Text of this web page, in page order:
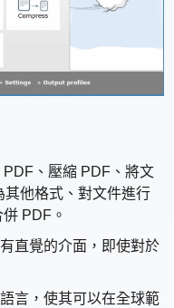
、壓縮 PDF、將文
他格式、對文件進行
PDF。
直覺的介面，即使對於
言，使其可以在全球範